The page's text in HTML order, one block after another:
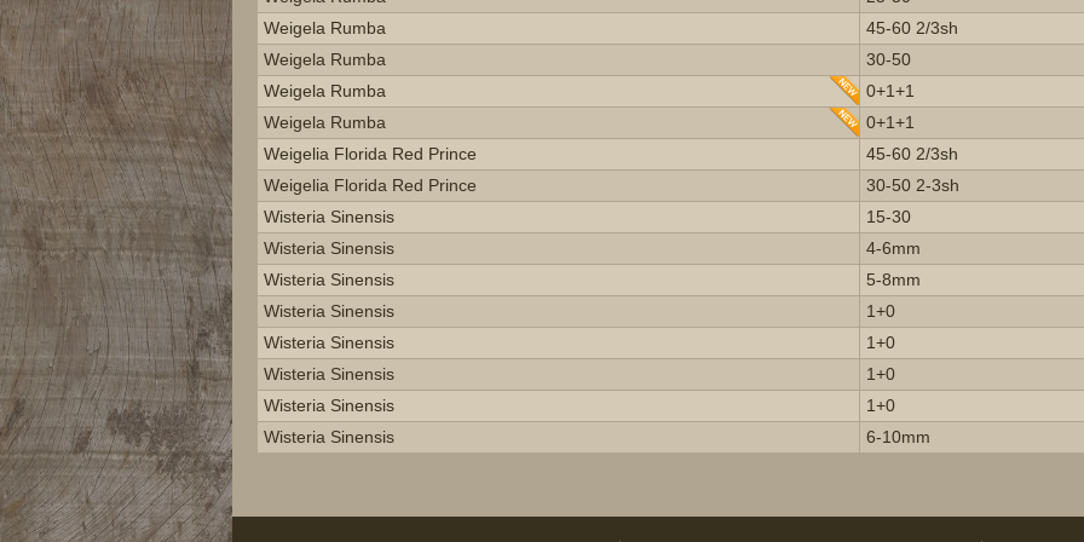
Weigela Rumba
45-60 2/3sh
Weigela Rumba
30-50
Weigela Rumba
0+1+1
Weigela Rumba
0+1+1
Weigelia Florida Red Prince
45-60 2/3sh
Weigelia Florida Red Prince
30-50 2-3sh
Wisteria Sinensis
15-30
Wisteria Sinensis
4-6mm
Wisteria Sinensis
5-8mm
Wisteria Sinensis
1+0
Wisteria Sinensis
1+0
Wisteria Sinensis
1+0
Wisteria Sinensis
1+0
Wisteria Sinensis
6-10mm